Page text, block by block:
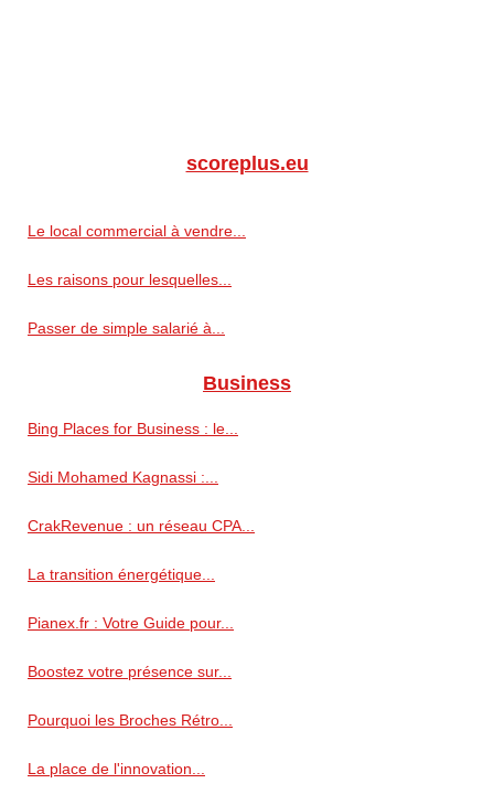
scoreplus.eu
Le local commercial à vendre...
Les raisons pour lesquelles...
Passer de simple salarié à...
Business
Bing Places for Business : le...
Sidi Mohamed Kagnassi :...
CrakRevenue : un réseau CPA...
La transition énergétique...
Pianex.fr : Votre Guide pour...
Boostez votre présence sur...
Pourquoi les Broches Rétro...
La place de l'innovation...